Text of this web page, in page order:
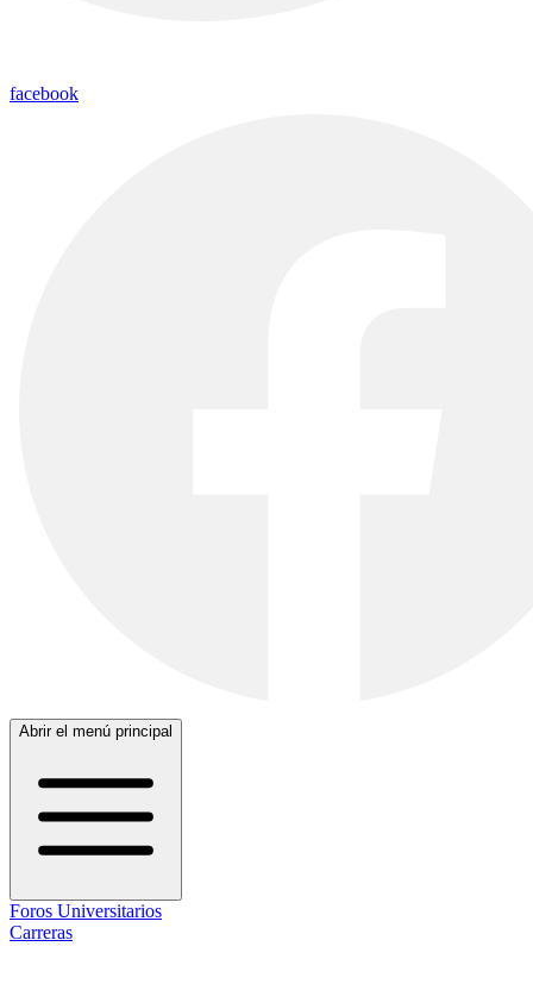
facebook
Abrir el menú principal
Foros Universitarios
Carreras